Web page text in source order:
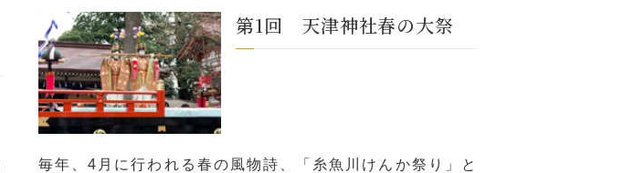
第1回 天津神社春の大祭
毎年、4月に行われる春の風物詩、「糸魚川けんか祭り」と